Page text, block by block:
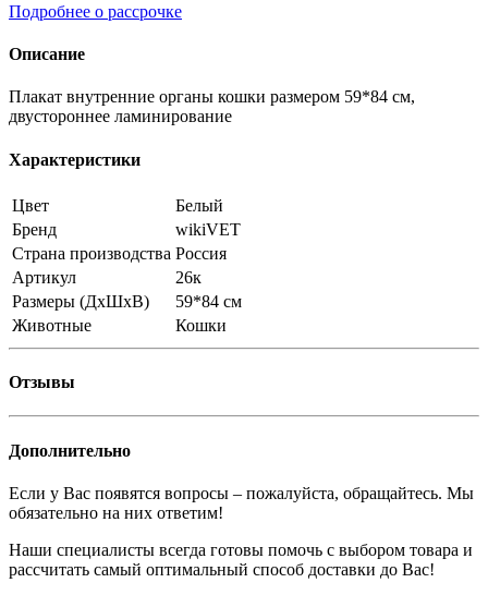
Подробнее о рассрочке
Описание
Плакат внутренние органы кошки размером 59*84 см,
двустороннее ламинирование
Характеристики
Цвет
Белый
Бренд
wikiVET
Страна производства Россия
Артикул
26к
Размеры (ДхШхВ)
59*84 см
Животные
Кошки
Отзывы
Дополнительно
Если у Вас появятся вопросы – пожалуйста, обращайтесь. Мы
обязательно на них ответим!
Наши специалисты всегда готовы помочь с выбором товара и
рассчитать самый оптимальный способ доставки до Вас!